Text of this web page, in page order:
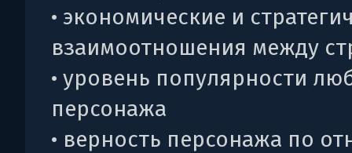
• экономические и
взаимоотношения между
• уровень популярности
персонажа
• верность персонажа по